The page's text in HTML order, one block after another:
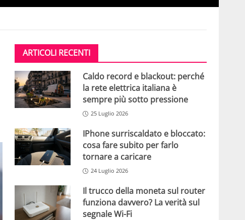
ARTICOLI RECENTI
Caldo record e blackout: perché
la rete elettrica italiana è
sempre più sotto pressione
25 Luglio 2026
IPhone surriscaldato e bloccato:
cosa fare subito per farlo
tornare a caricare
24 Luglio 2026
Il trucco della moneta sul router
funziona davvero? La verità sul
segnale Wi-Fi